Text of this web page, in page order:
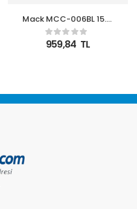
Mack MCC-006BL 15.6″
Office USB Girişli
Notebook Sırt Çantası
Lacivert
959,84 TL